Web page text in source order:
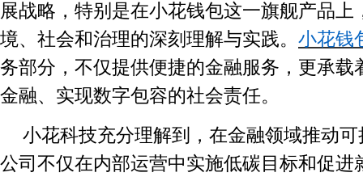
展战略，特别是在小花钱包这一旗舰产品上
境、社会和治理的深刻理解与实践。 小花钱
务部分，不仅提供便捷的金融服务，更承载
金融、实现数字包容的社会责任。
小花科技充分理解到，在金融领域推动
公司不仅在内部运营中实施低碳目标和促进